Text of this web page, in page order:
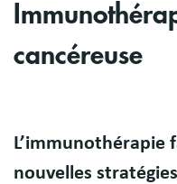
cancéreuse
Résumé
L’immunothérapie
nouvelles